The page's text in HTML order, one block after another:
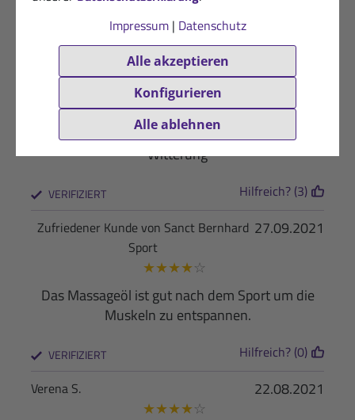
Impressum| Datenschutz
Alle akzeptieren
Konfigurieren
Alle ablehnen
VERIFIZIERT Hilfreich? (3)
27.09.2021
★★★★★
Ausgezeichnet auch vor dem Sport beim kalter
Witterung
VERIFIZIERT Hilfreich? (3)
27.09.2021
Zufriedener Kunde von Sanct Bernhard
Sport
★★★★☆
Das Massageöl ist gut nach dem Sport um die
Muskeln zu entspannen.
VERIFIZIERT Hilfreich? (0)
22.08.2021
Verena S.
★★★★☆